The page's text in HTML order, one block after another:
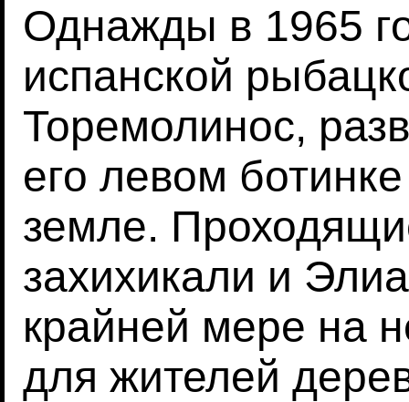
Однажды в 1965
испанской
Торемолинос,
его левом
земле.
захихикали и
крайней мере на
для жителей